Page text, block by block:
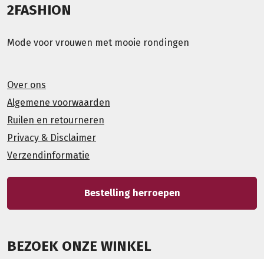
2FASHION
Mode voor vrouwen met mooie rondingen
Over ons
Algemene voorwaarden
Ruilen en retourneren
Privacy & Disclaimer
Verzendinformatie
Bestelling herroepen
BEZOEK ONZE WINKEL